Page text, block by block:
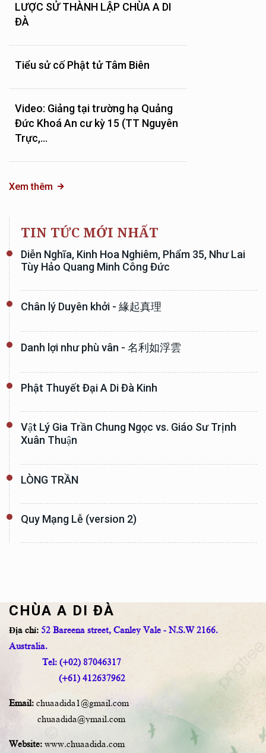
LƯỢC SỬ THÀNH LẬP CHÙA A DI
ĐÀ
Tiểu sử cố Phật tử Tâm Biên
Video: Giảng tại trường hạ Quảng
Đức Khoá An cư kỳ 15 (TT Nguyên
Trực,...
Xem thêm
TIN TỨC MỚI NHẤT
Diễn Nghĩa, Kinh Hoa Nghiêm, Phẩm 35, Như Lai
Tùy Hảo Quang Minh Công Đức
Chân lý Duyên khởi - 緣起真理
Danh lợi như phù vân - 名利如浮雲
Phật Thuyết Đại A Di Đà Kinh
Vật Lý Gia Trần Chung Ngọc vs. Giáo Sư Trịnh
Xuân Thuận
LÒNG TRẦN
Quy Mạng Lễ (version 2)
CHÙA A DI ĐÀ
Địa chỉ: 52 Bareena street, Canley Vale - N.S.W 2166.
Australia.
Tel: (+02) 87046317
(+61) 412637962
Email: chuaadida1@gmail.com
chuaadida@ymail.com
Website: www.chuaadida.com